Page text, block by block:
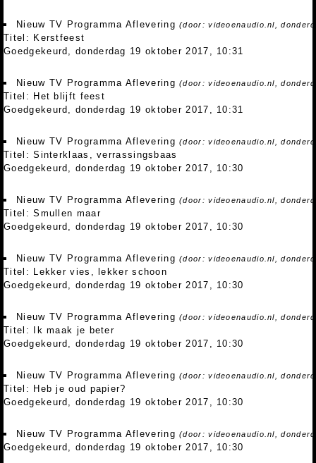
Nieuw TV Programma Aflevering(door: videoenaudio.nl,
Titel: Kerstfeest
Goedgekeurd, donderdag 19 oktober 2017, 10:31
Nieuw TV Programma Aflevering(door: videoenaudio.nl,
Titel: Het blijft feest
Goedgekeurd, donderdag 19 oktober 2017, 10:31
Nieuw TV Programma Aflevering(door: videoenaudio.nl,
Titel: Sinterklaas, verrassingsbaas
Goedgekeurd, donderdag 19 oktober 2017, 10:30
Nieuw TV Programma Aflevering(door: videoenaudio.nl,
Titel: Smullen maar
Goedgekeurd, donderdag 19 oktober 2017, 10:30
Nieuw TV Programma Aflevering(door: videoenaudio.nl,
Titel: Lekker vies, lekker schoon
Goedgekeurd, donderdag 19 oktober 2017, 10:30
Nieuw TV Programma Aflevering(door: videoenaudio.nl,
Titel: Ik maak je beter
Goedgekeurd, donderdag 19 oktober 2017, 10:30
Nieuw TV Programma Aflevering(door: videoenaudio.nl,
Titel: Heb je oud papier?
Goedgekeurd, donderdag 19 oktober 2017, 10:30
Nieuw TV Programma Aflevering(door: videoenaudio.nl,
Goedgekeurd, donderdag 19 oktober 2017, 10:30